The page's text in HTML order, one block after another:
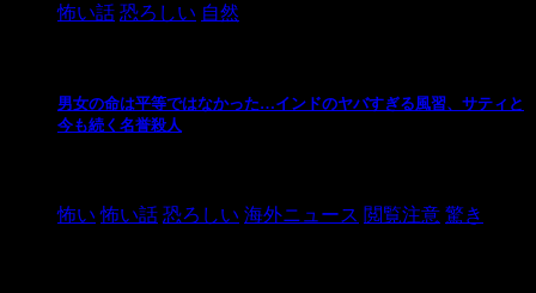
怖い話 恐ろしい 自然
男女の命は平等ではなかった…インドのヤバすぎる風習、サティと
今も続く名誉殺人
怖い 怖い話 恐ろしい 海外ニュース 閲覧注意 驚き